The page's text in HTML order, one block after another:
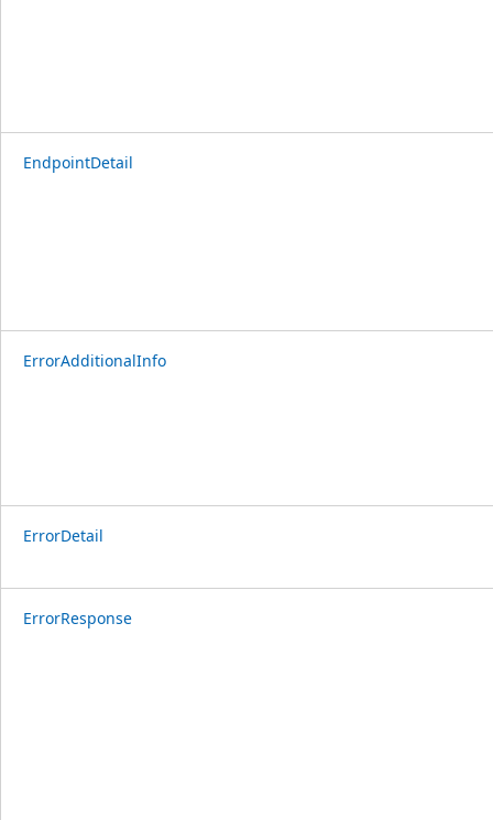
EndpointDetail
ErrorAdditionalInfo
ErrorDetail
ErrorResponse